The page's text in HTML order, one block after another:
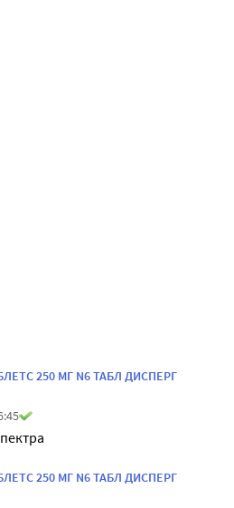
250 МГ N6 ТАБЛ ДИСПЕРГ
250 МГ N6 ТАБЛ ДИСПЕРГ